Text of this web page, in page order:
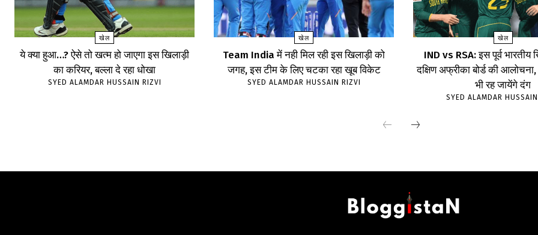
खेल
ये क्या हुआ…? ऐसे तो खत्म हो जाएगा इस खिलाड़ी
का करियर, बल्ला दे रहा धोखा
SYED ALAMDAR HUSSAIN RIZVI
खेल
Team India में नही मिल रही इस खिलाड़ी को
जगह, इस टीम के लिए चटका रहा खूब विकेट
SYED ALAMDAR HUSSAIN RIZVI
खेल
IND vs RSA: इस पूर्व भारतीय
दक्षिण अफ्रीका बोर्ड की
भी रह जायेंगे दंग
SYED ALAMDAR HUSSAIN